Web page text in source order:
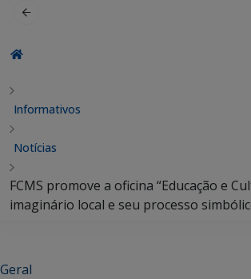
Informativos
Notícias
FCMS promove a oficina “Educação e
imaginário local e seu processo
Geral